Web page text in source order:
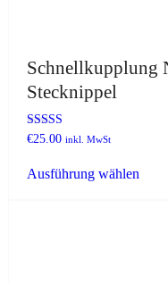
Schnellkupplung
Stecknippel
Bewertet mit
€25.00 inkl. MwSt
Ausführung wählen